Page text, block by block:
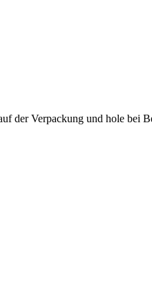
der Verpackung und hole bei